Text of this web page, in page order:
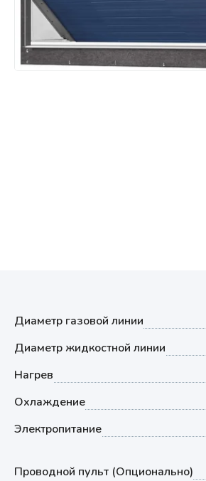
системы
Диаметр газовой линии
Диаметр жидкостной линии
Нагрев
Охлаждение
Электропитание
Проводной пульт (Опционально)